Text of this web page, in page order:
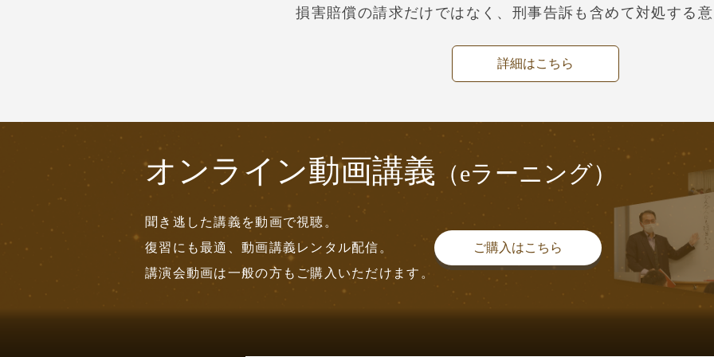
損害賠償の請求だけではなく、刑事告訴も含めて対処する
詳細はこちら
オンライン動画講義 （eラーニング）
聞き逃した講義を動画で視聴。
復習にも最適、動画講義レンタル配信。
講演会動画は一般の方もご購入いただけます。
ご購入はこちら